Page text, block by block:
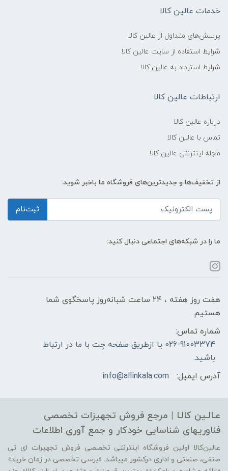
خدمات عالین کالا
پرسش‌های متداول از عالین کالا
شرایط استفاده از سایت عالین کالا
شرایط استرداد به عالین کالا
ارتباطات عالین کالا
درباره عالین کالا
تماس با عالین کالا
مجله اینترنتی عالین کالا
از تخفیف‌ها و جدیدترین‌های فروشگاه ما باخبر شوید:
ثبت‌نام
ما را در شبکه‌های اجتماعی دنبال کنید:
هفت روز هفته ، ۲۴ ساعت شبانه‌روز پاسخگوی شما
هستیم
شماره تماس:
026-91003374 یا ازطریق صفحه چت با ما در ارتباط
باشید.
آدرس ایمیل:
info@allinkala.com
عـالـین کالـا | مرجع فروش‌ تجهیزات تخصصی
فناوریهای شناسایی‌ خودکار‌ و‌ جمع آوری اطلاعات
عالین‌کالا اولین فروشگاه اینترنتی تخصصی فروش تجهیرات ای تی
صنفی، صنعتی و اداری درکشور میباشد. «برسی تخصصی در زمان خرید»